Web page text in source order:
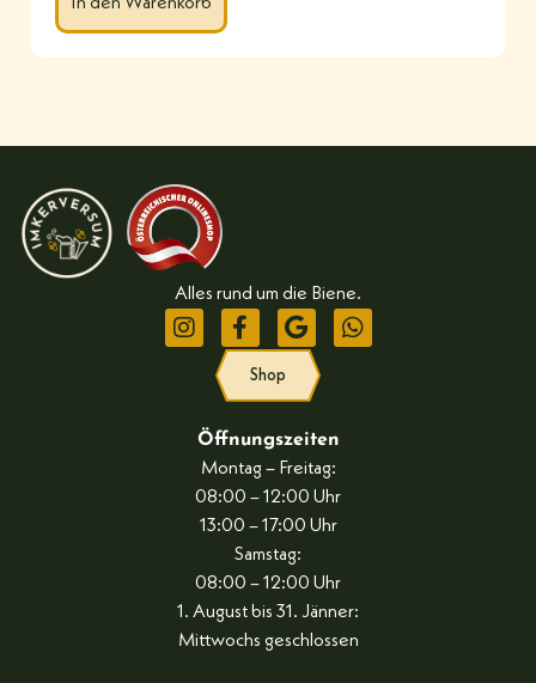
Alles rund um die Biene.
Shop
Öffnungszeiten
Montag – Freitag:
08:00 – 12:00 Uhr
13:00 – 17:00 Uhr
Samstag:
08:00 – 12:00 Uhr
1. August bis 31. Jänner:
Mittwochs geschlossen